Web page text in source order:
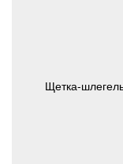
Щетка-